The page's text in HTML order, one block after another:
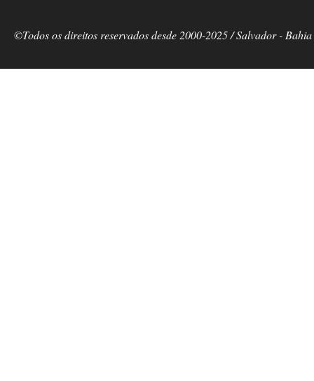
©Todos os direitos reservados desde 2000-2025 / Salvador -